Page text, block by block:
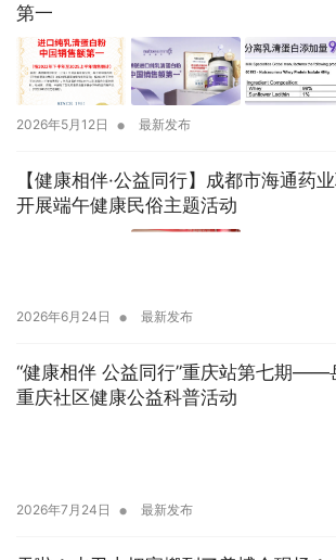
第一
2026年5月12日 • 最新发布
【健康相伴·公益同行】成都市海通药
开展端午健康民俗主题活动
2026年6月24日 • 最新发布
“健康相伴 公益同行”重庆站第七期——
重庆社区健康公益科普活动
2026年7月24日 • 最新发布